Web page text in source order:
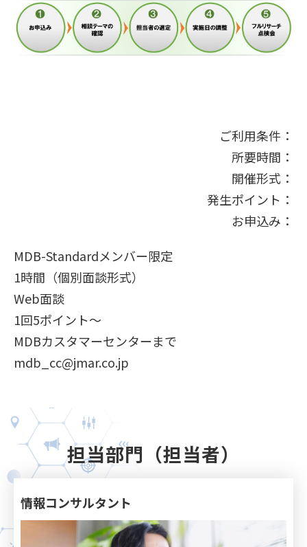
ご利用条件：
所要時間：
開催形式：
発生ポイント：
お申込み：
MDB-Standardメンバー限定
1時間（個別面談形式）
Web面談
1回5ポイント～
MDBカスタマーセンターまで
mdb_cc@jmar.co.jp
担当部門（担当者）
情報コンサルタント